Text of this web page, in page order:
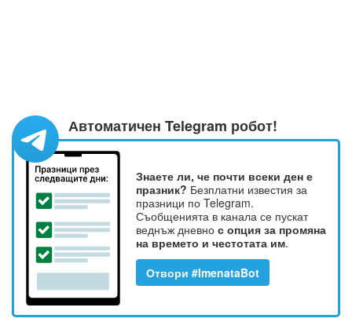
Автоматичен Telegram робот!
Знаете ли, че почти всеки ден е
празник? Безплатни известия за
празници по Telegram.
Съобщенията в канала се пускат
веднъж дневно с опция за промяна
на времето и честотата им.
Отвори #ImenataBot